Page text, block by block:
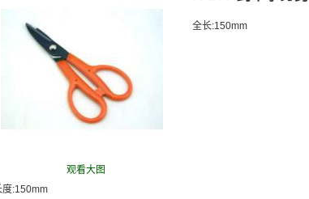
观看大图
全长:150mm
度:150mm